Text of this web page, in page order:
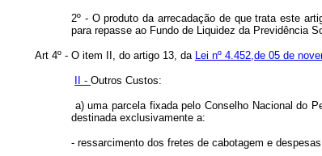
2º - O produto da arrecadação de que trata este
para repasse ao Fundo de Liquidez da Previdência
Art 4º - O item II, do artigo 13, da Lei nº 4.452,de 05 de
II - Outros Custos:
a) uma parcela fixada pelo Conselho Nacional do
destinada exclusivamente a:
- ressarcimento dos fretes de cabotagem e